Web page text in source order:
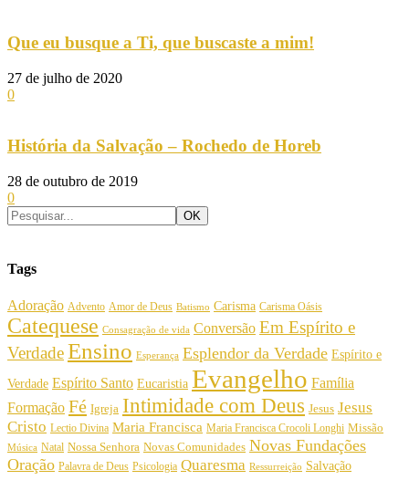
Que eu busque a Ti, que buscaste a mim!
27 de julho de 2020
0
História da Salvação – Rochedo de Horeb
28 de outubro de 2019
0
Tags
Adoração Advento Amor de Deus Batismo Carisma Carisma Oásis
Catequese Consagração de vida Conversão Em Espírito e
VerdadeEnsino Esperança Esplendor da Verdade Espírito e
Verdade Espírito Santo Eucaristia Evangelho Família
Formação Fé Igreja Intimidade com Deus Jesus Jesus
Cristo Lectio Divina Maria Francisca Maria Francisca Crocoli Longhi Missão
Música Natal Nossa Senhora Novas Comunidades Novas Fundações
Oração Palavra de Deus Psicologia Quaresma Ressurreição Salvação